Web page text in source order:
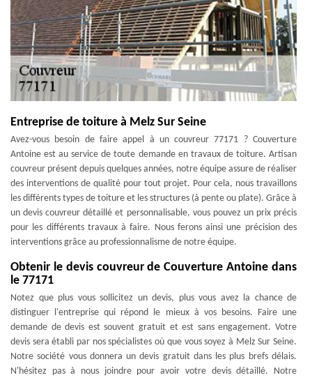
Entreprise de toiture à Melz Sur Seine
Avez-vous besoin de faire appel à un couvreur 77171 ? Couverture
Antoine est au service de toute demande en travaux de toiture. Artisan
couvreur présent depuis quelques années, notre équipe assure de réaliser
des interventions de qualité pour tout projet. Pour cela, nous travaillons
les différents types de toiture et les structures (à pente ou plate). Grâce à
un devis couvreur détaillé et personnalisable, vous pouvez un prix précis
pour les différents travaux à faire. Nous ferons ainsi une précision des
interventions grâce au professionnalisme de notre équipe.
Obtenir le devis couvreur de Couverture Antoine dans
le 77171
Notez que plus vous sollicitez un devis, plus vous avez la chance de
distinguer l'entreprise qui répond le mieux à vos besoins. Faire une
demande de devis est souvent gratuit et est sans engagement. Votre
devis sera établi par nos spécialistes où que vous soyez à Melz Sur Seine.
Notre société vous donnera un devis gratuit dans les plus brefs délais.
N'hésitez pas à nous joindre pour avoir votre devis détaillé. Notre